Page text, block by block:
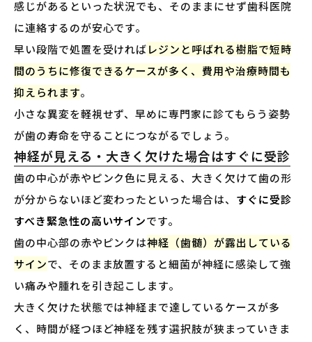
感じがあるといった状況でも、そのままにせず歯科医院
に連絡するのが安心です。
早い段階で処置を受ければレジンと呼ばれる樹脂で短時
間のうちに修復できるケースが多く、費用や治療時間も
抑えられます。
小さな異変を軽視せず、早めに専門家に診てもらう姿勢
が歯の寿命を守ることにつながるでしょう。
神経が見える・大きく欠けた場合はすぐに受診
歯の中心が赤やピンク色に見える、大きく欠けて歯の形
が分からないほど変わったといった場合は、 すぐに受診
すべき緊急性の高いサインです。
歯の中心部の赤やピンクは神経（歯髄）が露出している
サインで、そのまま放置すると細菌が神経に感染して強
い痛みや腫れを引き起こします。
大きく欠けた状態では神経まで達しているケースが多
く、時間が経つほど神経を残す選択肢が狭まっていきま